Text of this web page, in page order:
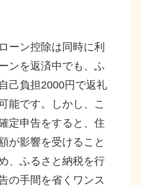
ーン控除は同時に利
ンを返済中でも、ふ
己負担2000円で返礼
能です。しかし、こ
定申告をすると、住
が影響を受けること
、ふるさと納税を行
の手間を省くワンス